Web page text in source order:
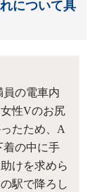
について具
員の電車内
性Vのお尻
たため、A
着の中に手
けを求めら
駅で降ろし